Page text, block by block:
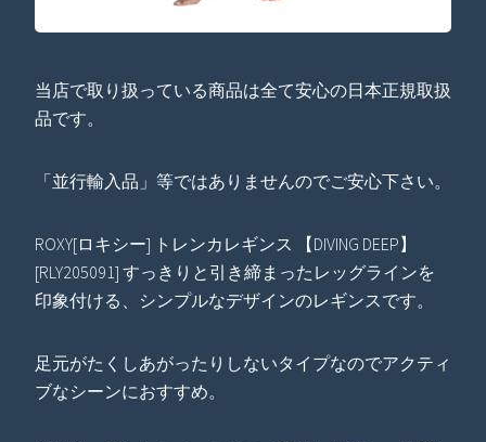
当店で取り扱っている商品は全て安心の日本正規取扱
品です。
「並行輸入品」等ではありませんのでご安心下さい。
ROXY[ロキシー] トレンカレギンス 【DIVING DEEP】
[RLY205091] すっきりと引き締まったレッグラインを
印象付ける、シンプルなデザインのレギンスです。
足元がたくしあがったりしないタイプなのでアクティ
ブなシーンにおすすめ。